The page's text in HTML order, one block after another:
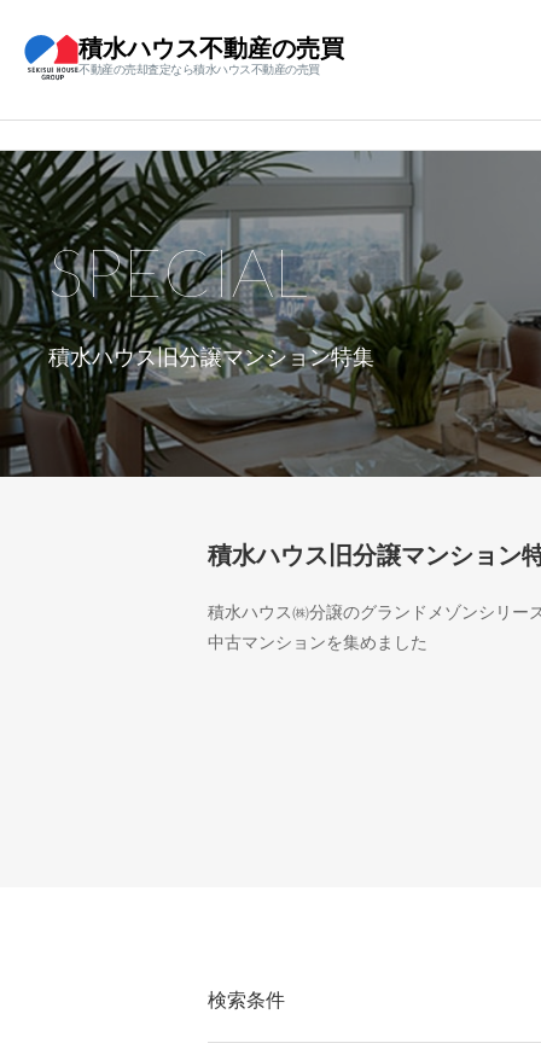
積水ハウス不動産の売買
不動産の売却査定なら積水ハウス不動産の売買
積水ハウス旧分譲マンション特集
SPECIAL
積水ハウス旧分譲マンション
積水ハウス㈱分譲のグランドメゾンシリー
中古マンションを集めました
検索条件